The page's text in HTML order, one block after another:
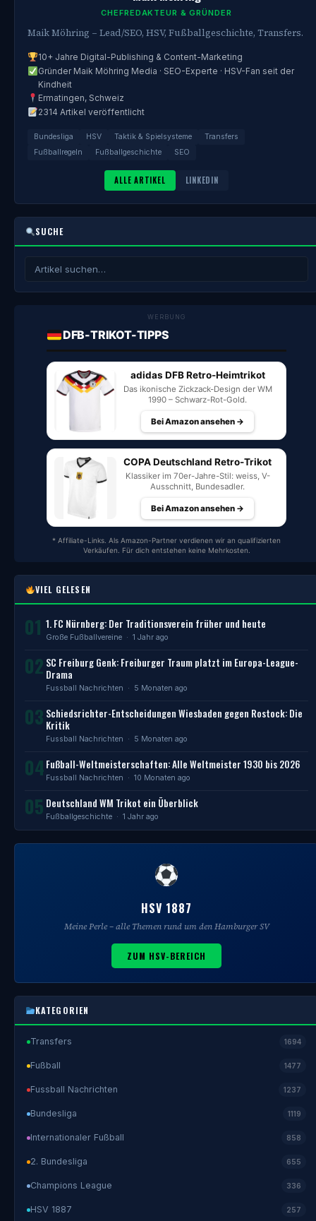
CHEFREDAKTEUR & GRÜNDER
Maik Möhring – Lead/SEO, HSV, Fußballgeschichte, Transfers.
10+ Jahre Digital-Publishing & Content-Marketing
Gründer Maik Möhring Media · SEO-Experte · HSV-Fan seit der
Kindheit
Ermatingen, Schweiz
2314 Artikel veröffentlicht
Bundesliga HSV Taktik & Spielsysteme
Transfers
Fußballregeln
Fußballgeschichte SEO
ALLE ARTIKEL LINKEDIN
SUCHE
WERBUNG
DFB-TRIKOT-TIPPS
adidas DFB Retro-Heimtrikot
Das ikonische Zickzack-Design der WM
1990 – Schwarz-Rot-Gold.
Bei Amazon ansehen →
COPA Deutschland Retro-Trikot
Klassiker im 70er-Jahre-Stil: weiss, V-
Ausschnitt, Bundesadler.
Bei Amazon ansehen →
* Affiliate-Links. Als Amazon-Partner verdienen wir an qualifizierten
Verkäufen. Für dich entstehen keine Mehrkosten.
VIEL GELESEN
01 1. FC Nürnberg: Der Traditionsverein früher und heute
Große Fußballvereine · 1 Jahr ago
02 SC Freiburg Genk: Freiburger Traum platzt im Europa-League-
Drama
Fussball Nachrichten · 5 Monaten ago
03 Schiedsrichter-Entscheidungen Wiesbaden gegen Rostock: Die
Kritik
Fussball Nachrichten · 5 Monaten ago
04 Fußball-Weltmeisterschaften: Alle Weltmeister 1930 bis 2026
Fussball Nachrichten · 10 Monaten ago
05 Deutschland WM Trikot ein Überblick
Fußballgeschichte · 1 Jahr ago
HSV 1887
Meine Perle – alle Themen rund um den Hamburger SV
ZUM HSV-BEREICH
KATEGORIEN
Transfers 1694
Fußball 1477
Fussball Nachrichten 1237
Bundesliga 1119
Internationaler Fußball 858
2. Bundesliga 655
Champions League 336
HSV 1887 257